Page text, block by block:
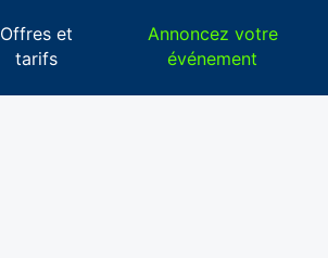
Offres et
tarifs
Annoncez votre
événement